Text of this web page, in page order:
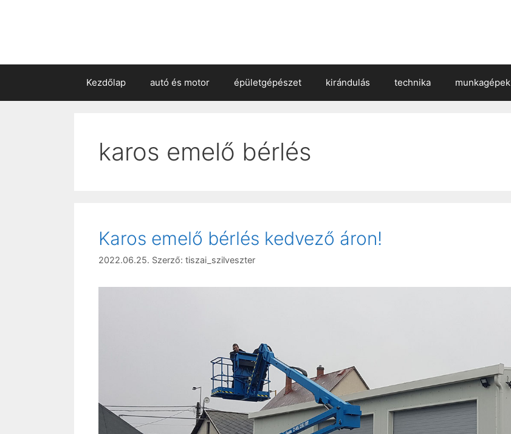
Kezdőlap autó és motor épületgépészet kirándulás technika munkagépek
karos emelő bérlés
Karos emelő bérlés kedvező áron!
2022.06.25. Szerző: tiszai_szilveszter